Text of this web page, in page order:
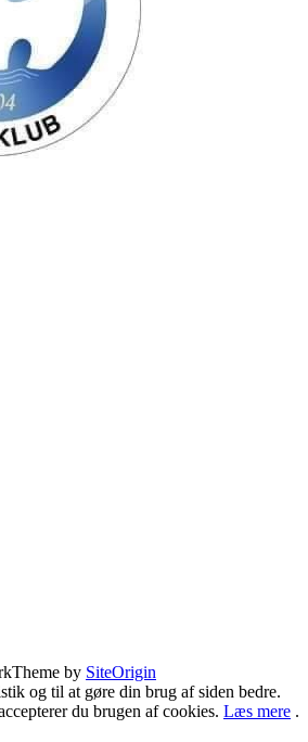
Theme by SiteOrigin
og til at gøre din brug af siden bedre.
du brugen af cookies. Læs mere .